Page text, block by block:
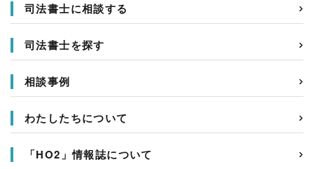
司法書士に相談する
司法書士を探す
相談事例
わたしたちについて
「HO2」情報誌について